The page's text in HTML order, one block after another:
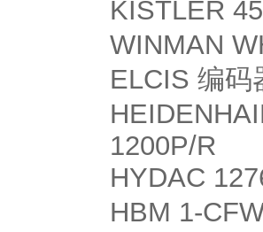
KISTLER
WINMAN
ELCIS 编码
1200P/R
HYDAC
HBM 1-